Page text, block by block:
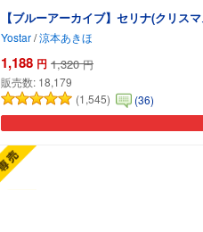
【ブルーアーカイブ】セリナ(クリス
Yostar/涼本あきほ
1,188 円 1,320 円
販売数: 18,179
(1,545)
(36)